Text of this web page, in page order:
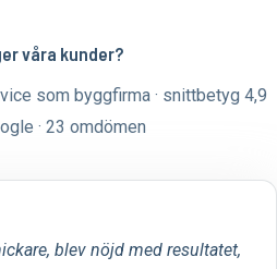
våra kunder?
som byggfirma · snittbetyg 4,9
· 23 omdömen
blev nöjd med resultatet,